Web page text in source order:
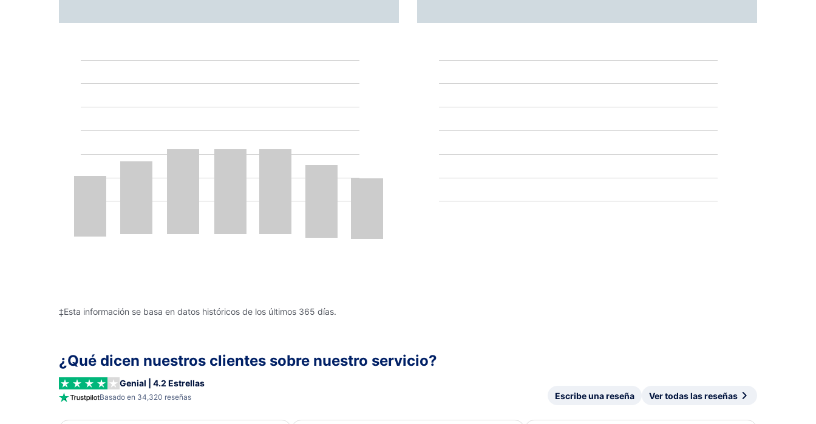
‡Esta información se basa en datos históricos de los últimos 365 días.
¿Qué dicen nuestros clientes sobre nuestro servicio?
Genial | 4.2 Estrellas
Basado en 34,320 reseñas Escribe una reseña Ver todas las reseñas